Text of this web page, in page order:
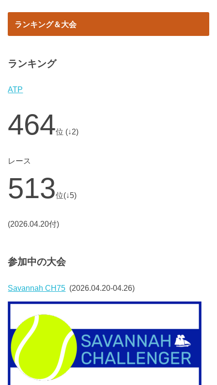
ランキング＆大会
ランキング
ATP
464位 (↓2)
レース
513位(↓5)
(2026.04.20付)
参加中の大会
Savannah CH75 (2026.04.20-04.26)